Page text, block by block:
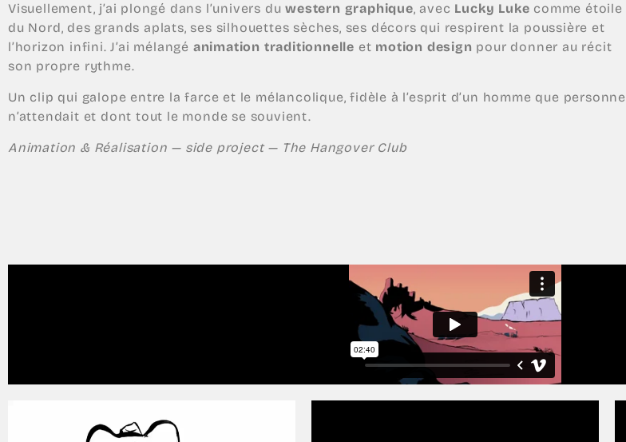
Visuellement, j’ai plongé dans l’univers duwestern graphique, avec Lucky Luke comme étoile
du Nord, des grands aplats, ses silhouettes sèches, ses décors qui respirent la poussière et
l’horizon infini. J’ai mélangé animation traditionnelle et motion design pour donner au récit
son propre rythme.
Un clip qui galope entre la farce et le mélancolique, fidèle à l’esprit d’un homme que personne
n’attendait et dont tout le monde se souvient.
Animation & Réalisation — side project— The Hangover Club